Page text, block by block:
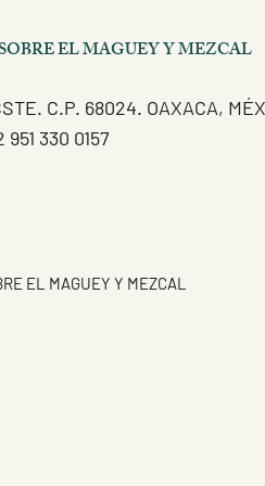
EL MAGUEY Y MEZCAL
C.P. 68024. OAXACA,
330 0157
EL MAGUEY Y MEZCAL